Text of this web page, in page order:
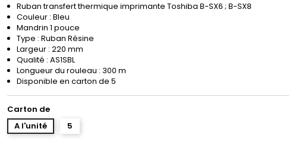
Ruban transfert thermique imprimante Toshiba B-SX6 ; B-SX8
Couleur : Bleu
Mandrin 1 pouce
Type : Ruban Résine
Largeur : 220 mm
Qualité : AS1SBL
Longueur du rouleau : 300 m
Disponible en carton de 5
Carton de
A l'unité
5